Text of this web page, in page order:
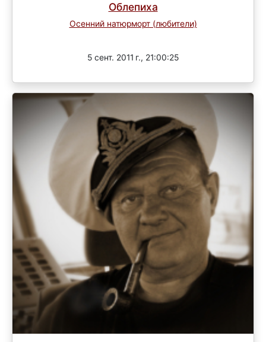
Облепиха
Осенний натюрморт (любители)
5 сент. 2011 г., 21:00:25